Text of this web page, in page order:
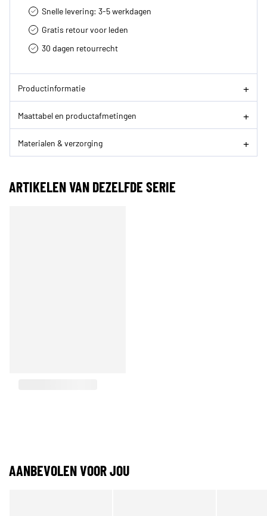
Snelle levering: 3-5 werkdagen
Gratis retour voor leden
30 dagen retourrecht­
Productinformatie
Maattabel en productafmetingen
Materialen & verzorging
ARTIKELEN VAN DEZELFDE SERIE
AANBEVOLEN VOOR JOU